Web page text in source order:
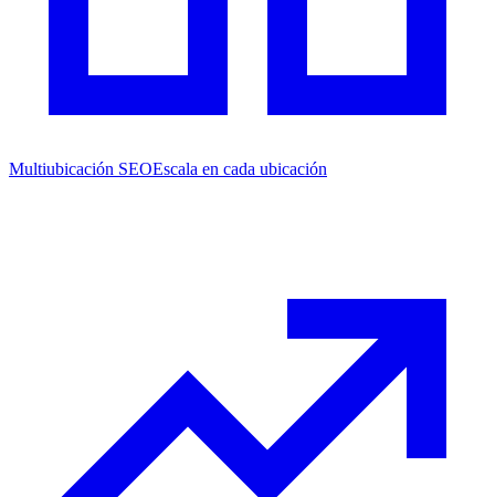
Multiubicación SEOEscala en cada ubicación